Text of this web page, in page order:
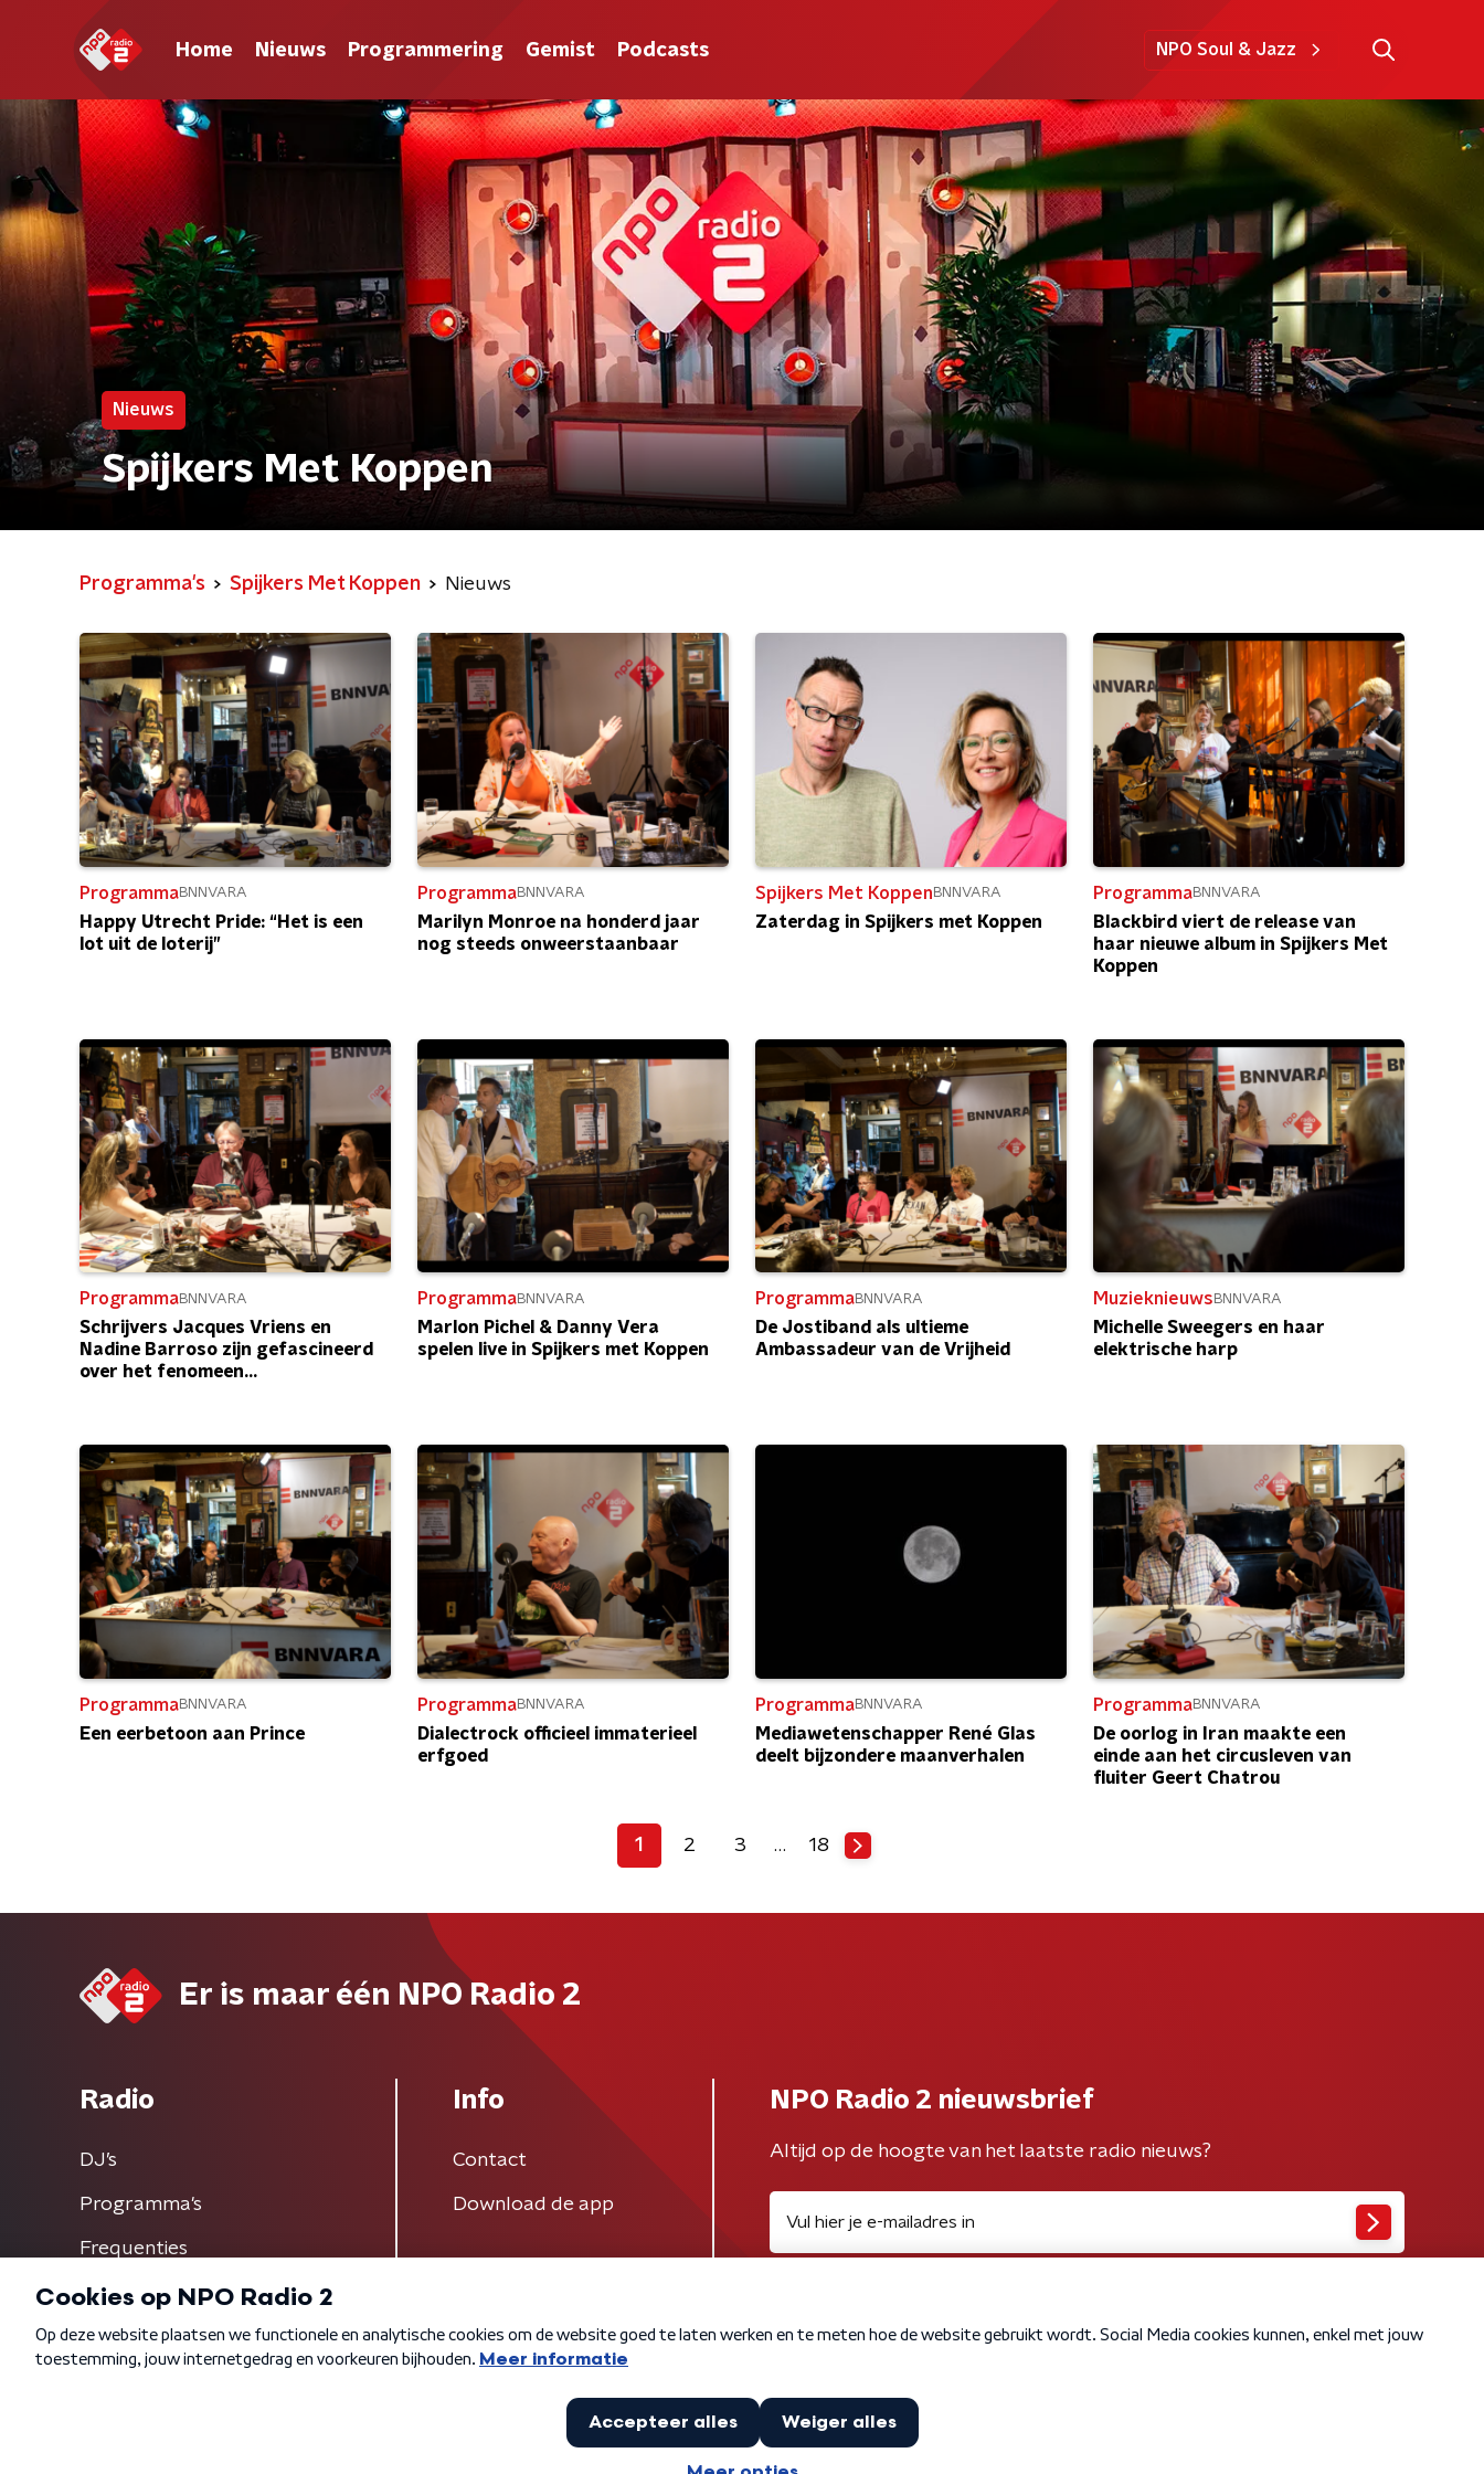
Home Nieuws Programmering Gemist Podcasts NPO Soul & Jazz
Nieuws
Spijkers Met Koppen
Programma's Spijkers Met Koppen Nieuws
ProgrammaBNNVARA
Happy Utrecht Pride: “Het is een
lot uit de loterij”
ProgrammaBNNVARA
Marilyn Monroe na honderd jaar
nog steeds onweerstaanbaar
Spijkers Met Koppen BNNVARA
Zaterdag in Spijkers met Koppen
ProgrammaBNNVARA
Blackbird viert de release van
haar nieuwe album in Spijkers Met
Koppen
ProgrammaBNNVARA
Schrijvers Jacques Vriens en
Nadine Barroso zijn gefascineerd
over het fenomeen
ProgrammaBNNVARA
Marlon Pichel & Danny Vera
spelen live in Spijkers met Koppen
ProgrammaBNNVARA
De Jostiband als ultieme
Ambassadeur van de Vrijheid
Muzieknieuws BNNVARA
Michelle Sweegers en haar
elektrische harp
ProgrammaBNNVARA
Een eerbetoon aan Prince
ProgrammaBNNVARA
Dialectrock officieel immaterieel
erfgoed
ProgrammaBNNVARA
Mediawetenschapper René Glas
deelt bijzondere maanverhalen
ProgrammaBNNVARA
De oorlog in Iran maakte een
einde aan het circusleven van
fluiter Geert Chatrou
1 2 3 … 18
Er is maar één NPO Radio 2
Radio
DJ’s
Programma's
Frequenties
Info
Contact
Download de app
NPO Radio 2 nieuwsbrief
Altijd op de hoogte van het laatste radio nieuws?
Algemene voorwaarden Privacybeleid